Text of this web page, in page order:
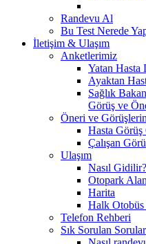
Randevu Al
Bu Test Nerede
İletişim & Ulaşım
Anketlerimiz
Yatan Hasta
Ayaktan
Sağlık
Görüş ve
Öneri ve
Hasta
Çalışan
Ulaşım
Nasıl Gidilir?
Otopark
Harita
Halk Otobüs
Telefon Rehberi
Sık Sorulan Sorular